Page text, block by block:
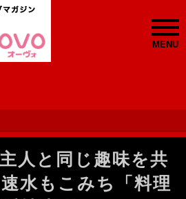
MENU
人と同じ趣味を共
水もこみち「料理